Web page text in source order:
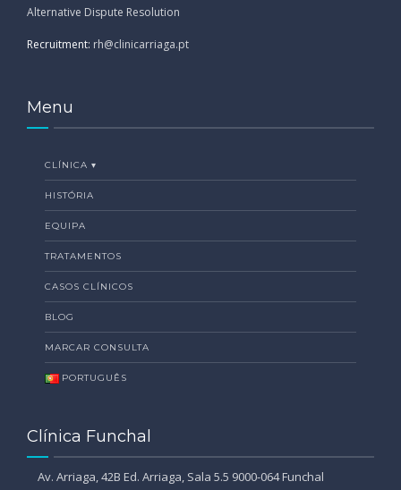
Alternative Dispute Resolution
Recruitment: rh@clinicarriaga.pt
Menu
CLÍNICA ▾
HISTÓRIA
EQUIPA
TRATAMENTOS
CASOS CLÍNICOS
BLOG
MARCAR CONSULTA
PORTUGUÊS
Clínica Funchal
Av. Arriaga, 42B Ed. Arriaga, Sala 5.5 9000-064 Funchal